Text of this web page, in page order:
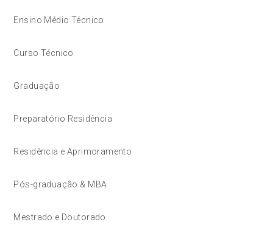
Ensino Médio Técnico
Curso Técnico
Graduação
Preparatório Residência
Residência e Aprimoramento
Pós-graduação & MBA
Mestrado e Doutorado